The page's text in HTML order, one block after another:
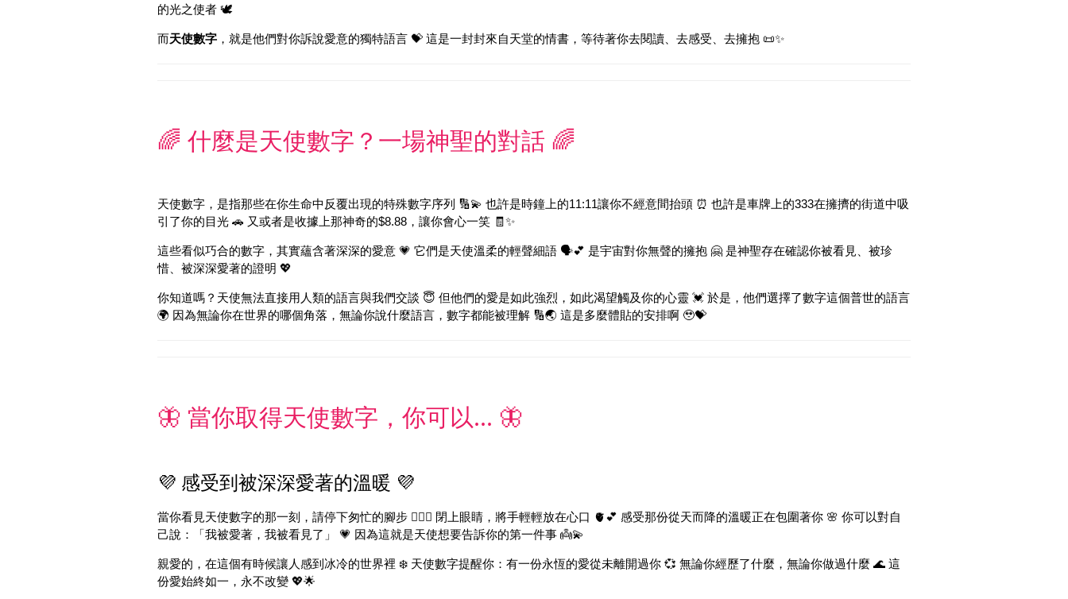
的光之使者 🕊️
而天使數字 ，就是他們對你訴說愛意的獨特語言 💝 這是一封封來自天堂的情書，等待著你去閱讀、去感受、去擁抱 📜✨
🌈 什麼是天使數字？一場神聖的對話 🌈
天使數字，是指那些在你生命中反覆出現的特殊數字序列 🔢💫 也許是時鐘上的11:11讓你不經意間抬頭 ⏰ 也許是車牌上的333在擁擠的街道中吸
引了你的目光 🚗 又或者是收據上那神奇的$8.88，讓你會心一笑 🧾✨
這些看似巧合的數字，其實蘊含著深深的愛意 💗 它們是天使溫柔的輕聲細語 🗣️💕 是宇宙對你無聲的擁抱 🤗 是神聖存在確認你被看見、被珍
惜、被深深愛著的證明 💖
你知道嗎？天使無法直接用人類的語言與我們交談 😇 但他們的愛是如此強烈，如此渴望觸及你的心靈 💓 於是，他們選擇了數字這個普世的語言
🌍 因為無論你在世界的哪個角落，無論你說什麼語言，數字都能被理解 🔢🌏 這是多麼體貼的安排啊 🥹💝
🦋 當你取得天使數字，你可以... 🦋
💜 感受到被深深愛著的溫暖 💜
當你看見天使數字的那一刻，請停下匆忙的腳步 🚶‍♀️✨ 閉上眼睛，將手輕輕放在心口 🫀💕 感受那份從天而降的溫暖正在包圍著你 🌸 你可以對自
己說：「我被愛著，我被看見了」 💗 因為這就是天使想要告訴你的第一件事 👼💫
親愛的，在這個有時候讓人感到冰冷的世界裡 ❄️ 天使數字提醒你：有一份永恆的愛從未離開過你 💞 無論你經歷了什麼，無論你做過什麼 🌊 這
份愛始終如一，永不改變 💖🌟